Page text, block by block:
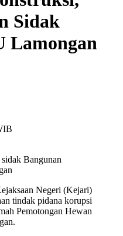
Sidak
Lamongan
Bangunan
Negeri (Kejari)
tindak pidana korupsi
Pemotongan Hewan